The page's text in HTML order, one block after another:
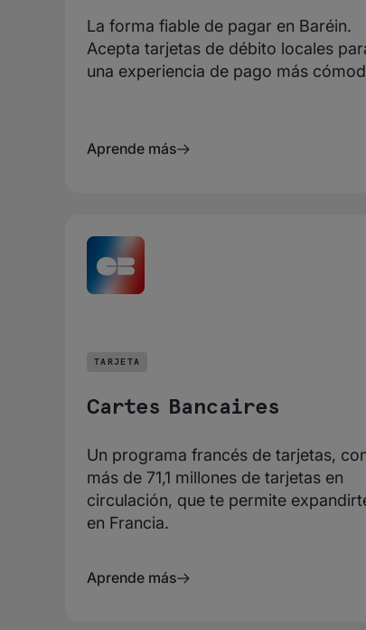
La forma fiable de pagar en Baréin.
Acepta tarjetas de débito locales
una experiencia de pago más
Aprende más
TARJETA
Cartes Bancaires
Un programa francés de tarjetas,
más de 71,1 millones de tarjetas en
circulación, que te permite
en Francia.
Aprende más